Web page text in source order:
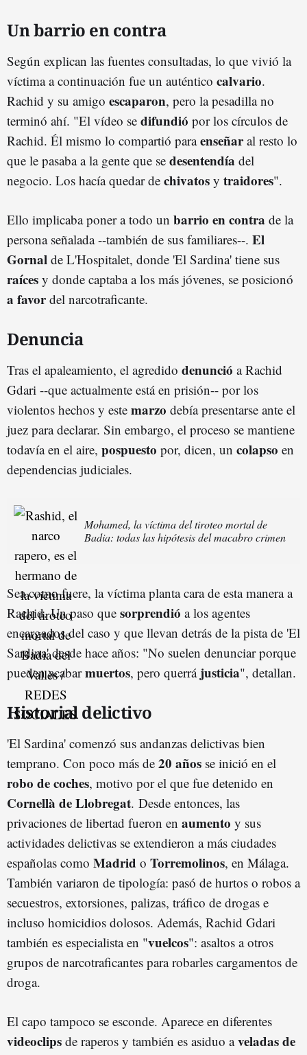
Un barrio en contra
Según explican las fuentes consultadas, lo que vivió la
víctima a continuación fue un auténtico calvario.
Rachid y su amigo escaparon, pero la pesadilla no
terminó ahí. "El vídeo se difundió por los círculos de
Rachid. Él mismo lo compartió paraenseñaral resto lo
que le pasaba a la gente que se desentendía del
negocio. Los hacía quedar de chivatos y traidores".
Ello implicaba poner a todo un barrio en contra de la
persona señalada --también de sus familiares--. El
Gornal de L'Hospitalet, donde 'El Sardina' tiene sus
raíces y donde captaba a los más jóvenes, se posicionó
a favordel narcotraficante.
Denuncia
Tras el apaleamiento, el agredido denunció a Rachid
Gdari --que actualmente está en prisión-- por los
violentos hechos y este marzo debía presentarse ante el
juez para declarar. Sin embargo, el proceso se mantiene
todavía en el aire, pospuesto por, dicen, un colapso en
dependencias judiciales.
Mohamed, la víctima del tiroteo mortal de
Badia: todas las hipótesis del macabro crimen
Sea como fuere, la víctima planta cara de esta manera a
Rachid. Un paso que sorprendió a los agentes
encargados del caso y que llevan detrás de la pista de 'El
Sardina' desde hace años: "No suelen denunciar porque
pueden acabarmuertos, pero querrá justicia", detallan.
Historial delictivo
'El Sardina' comenzó sus andanzas delictivas bien
temprano. Con poco más de 20 años se inició en el
robo de coches, motivo por el que fue detenido en
Cornellà de Llobregat. Desde entonces, las
privaciones de libertad fueron en aumento y sus
actividades delictivas se extendieron a más ciudades
españolas como Madrid o Torremolinos, en Málaga.
También variaron de tipología: pasó de hurtos o robos a
secuestros, extorsiones, palizas, tráfico de drogas e
incluso homicidios dolosos. Además, Rachid Gdari
también es especialista en "vuelcos": asaltos a otros
grupos de narcotraficantes para robarles cargamentos de
droga.
El capo tampoco se esconde. Aparece en diferentes
videoclips de raperos y también es asiduo aveladas de